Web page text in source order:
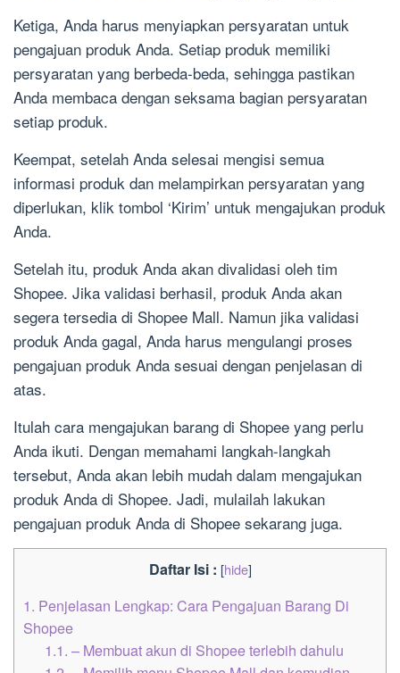
Ketiga, Anda harus menyiapkan persyaratan untuk
pengajuan produk Anda. Setiap produk memiliki
persyaratan yang berbeda-beda, sehingga pastikan
Anda membaca dengan seksama bagian persyaratan
setiap produk.
Keempat, setelah Anda selesai mengisi semua
informasi produk dan melampirkan persyaratan yang
diperlukan, klik tombol ‘Kirim’ untuk mengajukan produk
Anda.
Setelah itu, produk Anda akan divalidasi oleh tim
Shopee. Jika validasi berhasil, produk Anda akan
segera tersedia di Shopee Mall. Namun jika validasi
produk Anda gagal, Anda harus mengulangi proses
pengajuan produk Anda sesuai dengan penjelasan di
atas.
Itulah cara mengajukan barang di Shopee yang perlu
Anda ikuti. Dengan memahami langkah-langkah
tersebut, Anda akan lebih mudah dalam mengajukan
produk Anda di Shopee. Jadi, mulailah lakukan
pengajuan produk Anda di Shopee sekarang juga.
Daftar Isi : [hide]
1. Penjelasan Lengkap: Cara Pengajuan Barang Di
Shopee
1.1. – Membuat akun di Shopee terlebih dahulu